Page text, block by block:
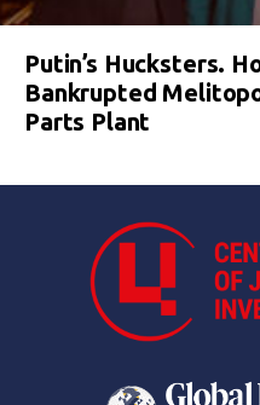
Putin’s Hucksters.
Bankrupted
Parts Plant